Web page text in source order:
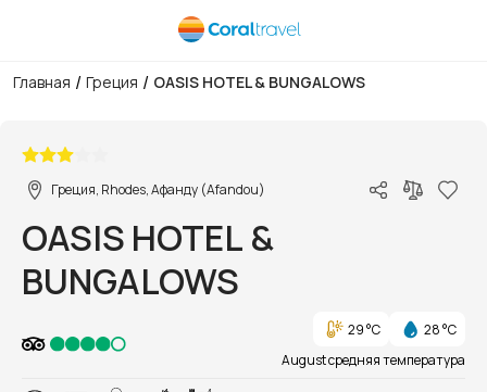
Главная / Греция / OASIS HOTEL & BUNGALOWS
Греция, Rhodes, Афанду (Afandou)
OASIS HOTEL &
BUNGALOWS
29 °C
28 °C
August средняя температура